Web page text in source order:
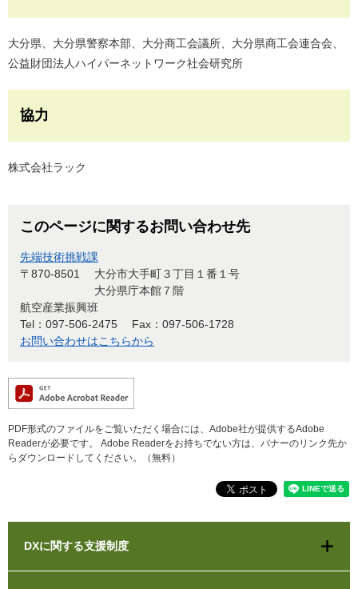
大分県、大分県警察本部、大分商工会議所、大分県商工会連合会、
公益財団法人ハイパーネットワーク社会研究所
協力
株式会社ラック
このページに関するお問い合わせ先
先端技術挑戦課
〒870-8501
大分市大手町３丁目１番１号
大分県庁本館７階
航空産業振興班
Tel：097-506-2475
Fax：097-506-1728
お問い合わせはこちらから
PDF形式のファイルをご覧いただく場合には、Adobe社が提供するAdobe
Readerが必要です。
Adobe Readerをお持ちでない方は、バナーのリンク先か
らダウンロードしてください。（無料）
DXに関する支援制度